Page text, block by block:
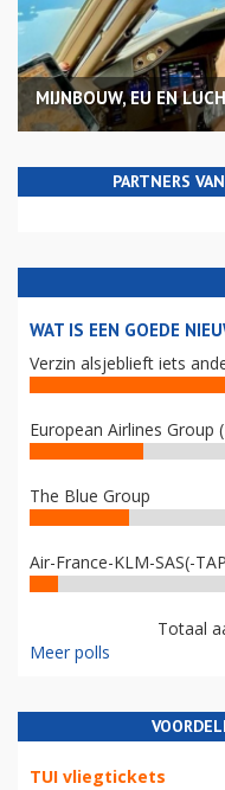
MIJNBOUW, EU EN
PARTNERS
WAT IS EEN GOEDE
Verzin alsjeblieft iets
European Airlines Group
The Blue Group
Air-France-KLM-SAS(-
Totaal
Meer polls
TUI vliegtickets